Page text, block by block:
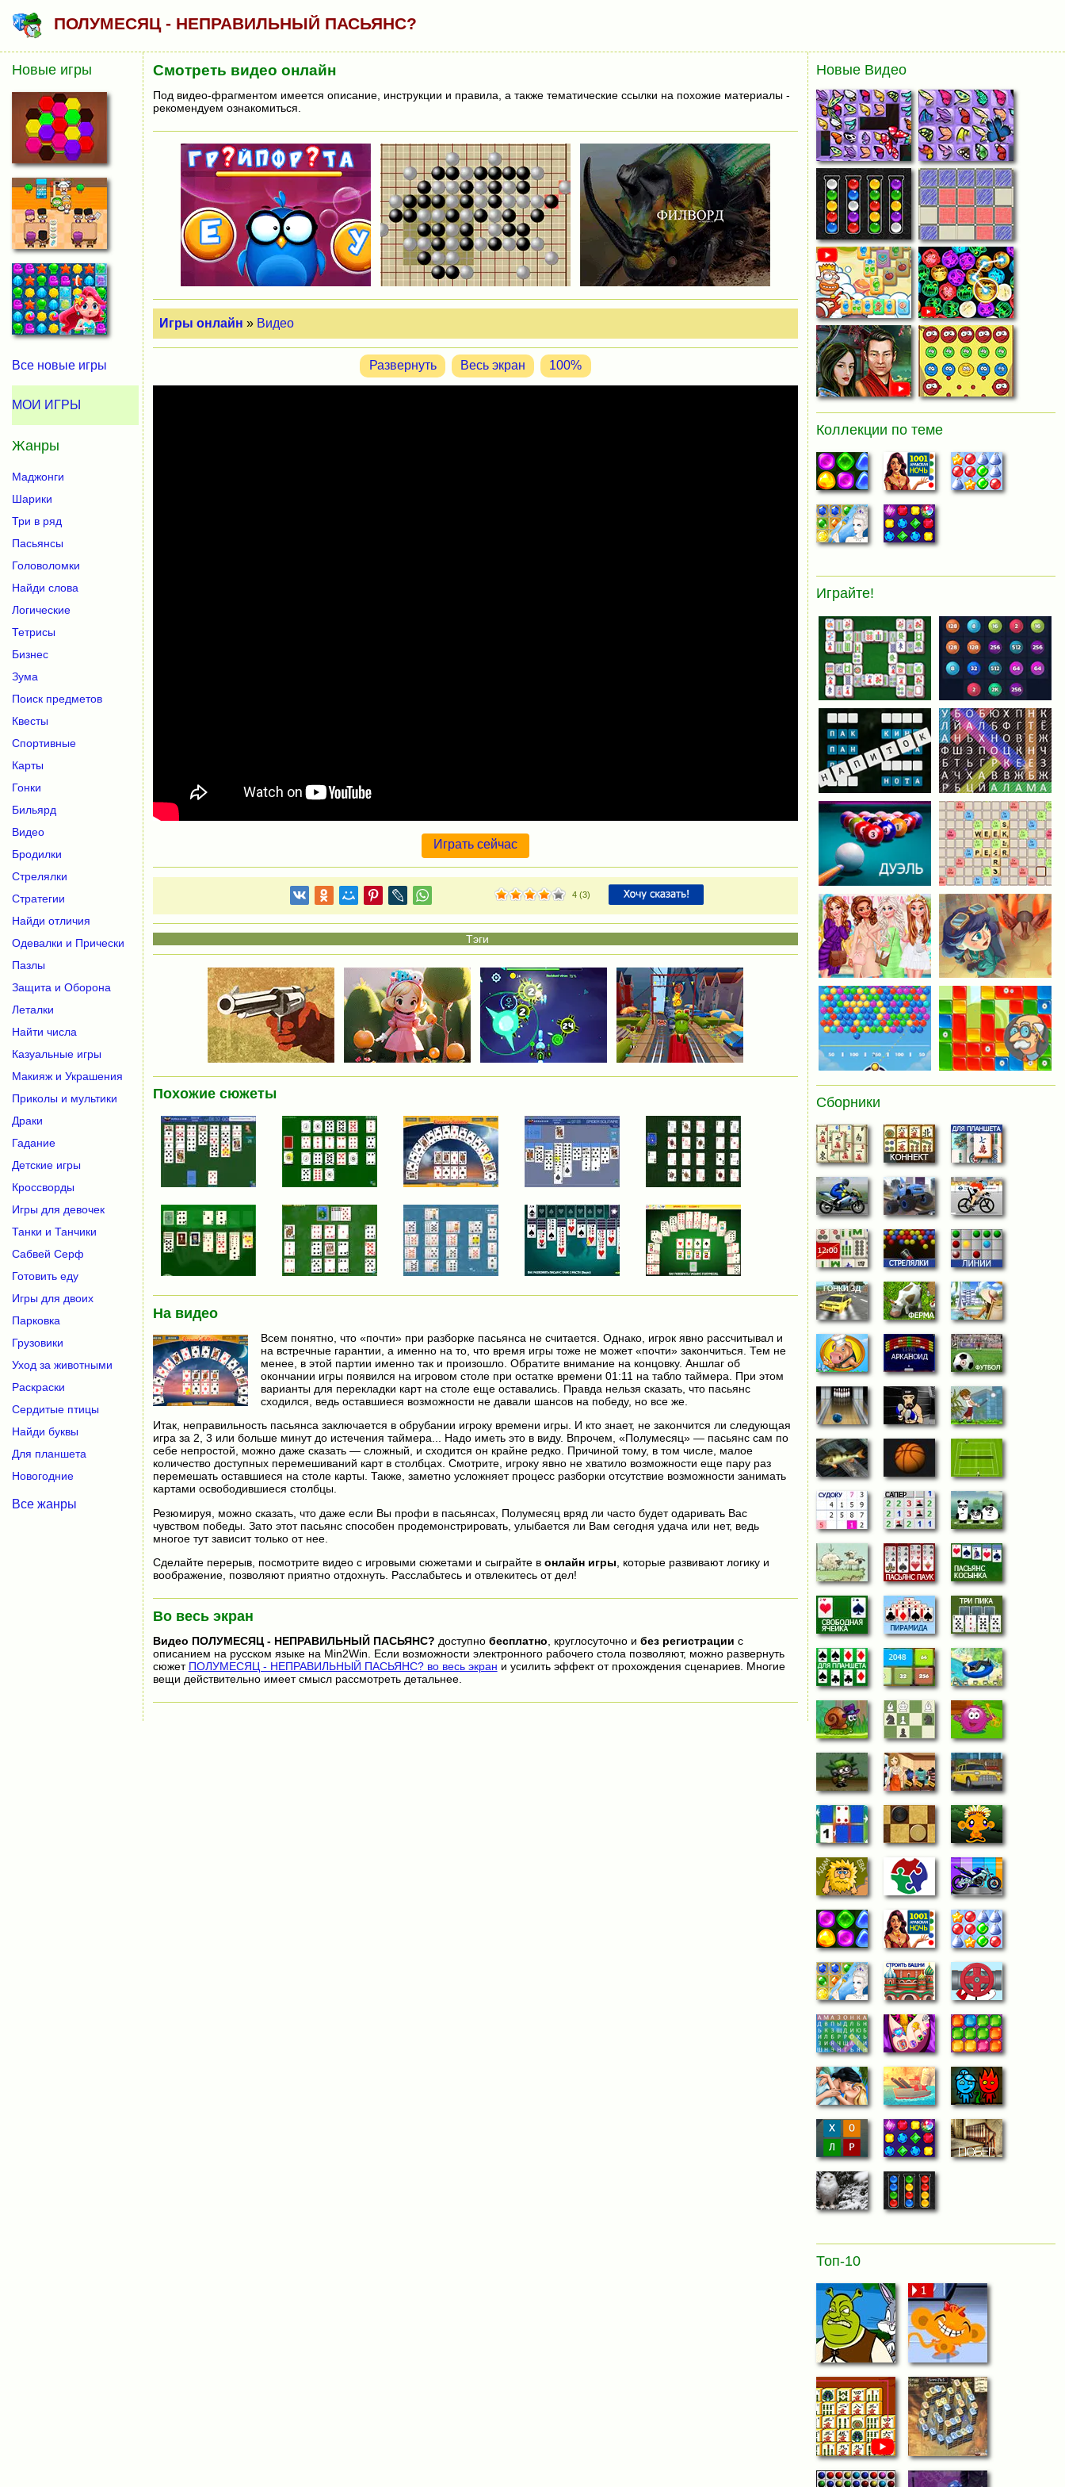
ПОЛУМЕСЯЦ - НЕПРАВИЛЬНЫЙ ПАСЬЯНС?
Смотреть видео онлайн
Под видео-фрагментом имеется описание, инструкции и правила, а также тематические ссылки на похожие материалы -
рекомендуем ознакомиться.
Игры онлайн » Видео
Развернуть Весь экран 100%
Играть сейчас
4(3)
Похожие сюжеты
На видео
Всем понятно, что «почти» при разборке пасьянса не считается. Однако, игрок явно рассчитывал и
на встречные гарантии, а именно на то, что время игры тоже не может «почти» закончиться. Тем не
менее, в этой партии именно так и произошло. Обратите внимание на концовку. Аншлаг об
окончании игры появился на игровом столе при остатке времени 01:11 на табло таймера. При этом
варианты для перекладки карт на столе еще оставались. Правда нельзя сказать, что пасьянс
сходился, ведь оставшиеся возможности не давали шансов на победу, но все же.
Итак, неправильность пасьянса заключается в обрубании игроку времени игры. И кто знает, не закончится ли следующая
игра за 2, 3 или больше минут до истечения таймера... Надо иметь это в виду. Впрочем, «Полумесяц» — пасьянс сам по
себе непростой, можно даже сказать — сложный, и сходится он крайне редко. Причиной тому, в том числе, малое
количество доступных перемешиваний карт в столбцах. Смотрите, игроку явно не хватило возможности еще пару раз
перемешать оставшиеся на столе карты. Также, заметно усложняет процесс разборки отсутствие возможности занимать
картами освободившиеся столбцы.
Резюмируя, можно сказать, что даже если Вы профи в пасьянсах, Полумесяц вряд ли часто будет одаривать Вас
чувством победы. Зато этот пасьянс способен продемонстрировать, улыбается ли Вам сегодня удача или нет, ведь
многое тут зависит только от нее.
Сделайте перерыв, посмотрите видео с игровыми сюжетами и сыграйте в онлайн игры , которые развивают логику и
воображение, позволяют приятно отдохнуть. Расслабьтесь и отвлекитесь от дел!
Во весь экран
Видео ПОЛУМЕСЯЦ - НЕПРАВИЛЬНЫЙ ПАСЬЯНС? доступно бесплатно , круглосуточно и без регистрации с
описанием на русском языке на Min2Win. Если возможности электронного рабочего стола позволяют, можно развернуть
сюжет ПОЛУМЕСЯЦ - НЕПРАВИЛЬНЫЙ ПАСЬЯНС? во весь экран и усилить эффект от прохождения сценариев. Многие
вещи действительно имеет смысл рассмотреть детальнее.
Новые игры
Все новые игры
МОИ ИГРЫ
Жанры
Маджонги
Шарики
Три в ряд
Пасьянсы
Головоломки
Найди слова
Логические
Тетрисы
Бизнес
Зума
Поиск предметов
Квесты
Спортивные
Карты
Гонки
Бильярд
Видео
Бродилки
Стрелялки
Стратегии
Найди отличия
Одевалки и Прически
Пазлы
Защита и Оборона
Леталки
Найти числа
Казуальные игры
Макияж и Украшения
Приколы и мультики
Драки
Гадание
Детские игры
Кроссворды
Игры для девочек
Танки и Танчики
Сабвей Серф
Готовить еду
Игры для двоих
Парковка
Грузовики
Уход за животными
Раскраски
Сердитые птицы
Найди буквы
Для планшета
Новогодние
Все жанры
Новые Видео
Коллекции по теме
Играйте!
Сборники
Топ-10